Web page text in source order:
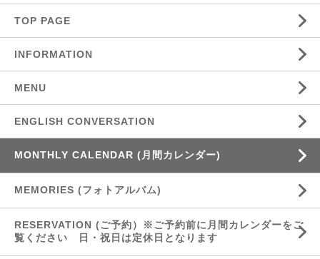
TOP PAGE
INFORMATION
MENU
ENGLISH CONVERSATION
MONTHLY CALENDAR (月間カレンダー)
MEMORIES (フォトアルバム)
RESERVATION (ご予約）※ご予約前に月間カレンダーをご
覧ください 日・祝日は定休日となります